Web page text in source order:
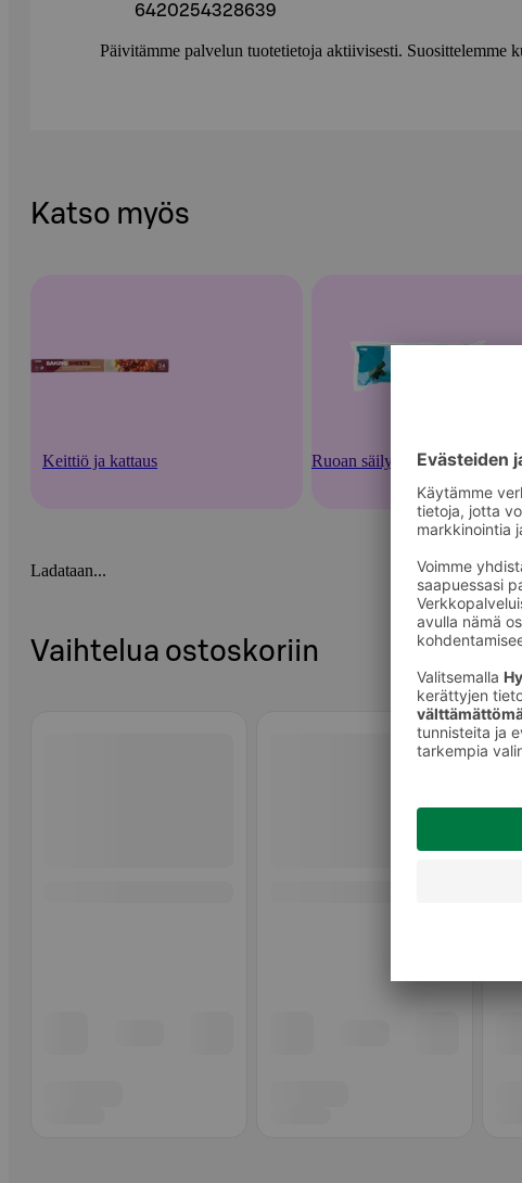
6420254328639
Päivitämme palvelun tuotetietoja aktiivisesti. Suosittelemme
Katso myös
Keittiö ja kattaus Ruoan säilytysastiat ja -
Ladataan...
Vaihtelua ostoskoriin